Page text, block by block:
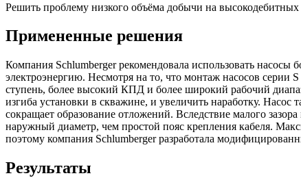
Решить проблему низкого объёма добычи на
Примененные решения
Компания Schlumberger рекомендовала использовать
электроэнергию. Несмотря на то, что монтаж насосов
ступень, более высокий КПД и более широкий рабочий
изгиба установки в скважине, и увеличить наработку.
сокращает образование отложений. Вследствие малого
наружный диаметр, чем простой пояс крепления кабеля.
поэтому компания Schlumberger разработала
Результаты